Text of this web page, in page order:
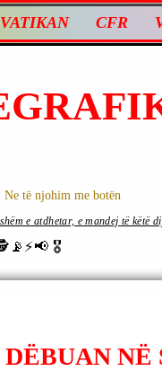
VATIKAN CFR
| Ne të njohim me botën
🎖
e atdhetar, e mandej të këtë
NË